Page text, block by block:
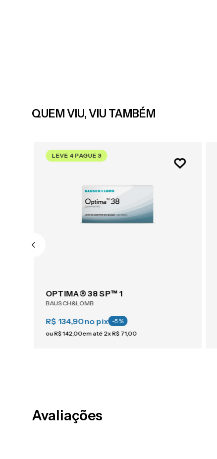
QUEM VIU, VIU TAMBÉM
LEVE 4 PAGUE 3
OPTIMA® 38 SP™ 1
BAUSCH&LOMB
R$ 134,90no pix -5%
ouR$142,00em até 2xR$ 71,00
Avaliações